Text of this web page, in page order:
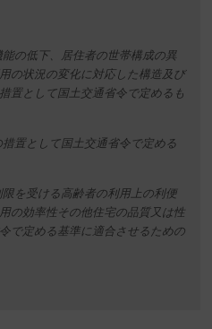
の低下、居住者の世帯構成の異
の状況の変化に対応した構造及び
置として国土交通省令で定めるも
置として国土交通省令で定める
を受ける高齢者の利用上の利便
の効率性その他住宅の品質又は性
で定める基準に適合させるための